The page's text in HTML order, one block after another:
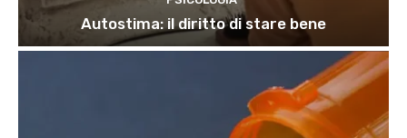
Autostima: il diritto di stare bene